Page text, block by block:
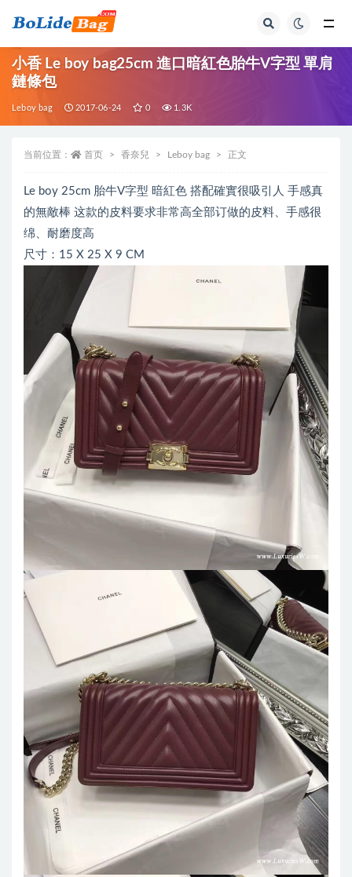
小香 Le boy bag25cm 進口暗紅色胎牛V字型 單肩
鏈條包
Leboy bag 2017-06-24 0 1.3K
当前位置： 首页 香奈兒 Leboy bag 正文
Le boy 25cm 胎牛V字型 暗紅色 搭配確實很吸引人 手感真
的無敵棒 这款的皮料要求非常高全部订做的皮料、手感很
绵、耐磨度高
尺寸：15 X 25 X 9 CM